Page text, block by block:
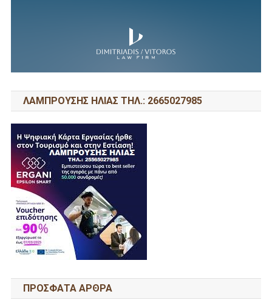
ΛΑΜΠΡΟΥΣΗΣ ΗΛΙΑΣ ΤΗΛ.: 2665027985
ΠΡΌΣΦΑΤΑ ΆΡΘΡΑ